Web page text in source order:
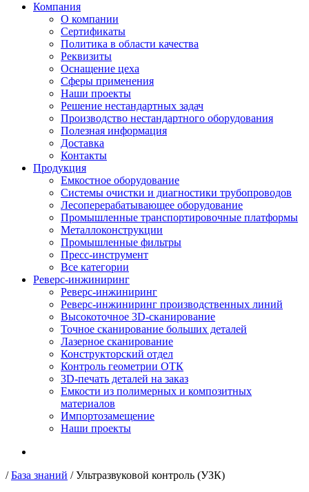
Компания
О компании
Сертификаты
Политика в области качества
Реквизиты
Оснащение цеха
Сферы применения
Наши проекты
Решение нестандартных задач
Производство нестандартного оборудования
Полезная информация
Доставка
Контакты
Продукция
Емкостное оборудование
Системы очистки и диагностики трубопроводов
Лесоперерабатывающее оборудование
Промышленные транспортировочные платформы
Металлоконструкции
Промышленные фильтры
Пресс-инструмент
Все категории
Реверс-инжиниринг
Реверс-инжиниринг
Реверс-инжиниринг производственных линий
Высокоточное 3D-сканирование
Точное сканирование больших деталей
Лазерное сканирование
Конструкторский отдел
Контроль геометрии ОТК
3D-печать деталей на заказ
Емкости из полимерных и композитных
материалов
Импортозамещение
Наши проекты
/База знаний /Ультразвуковой контроль (УЗК)